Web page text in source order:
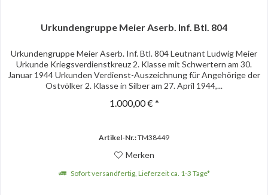
Urkundengruppe Meier Aserb. Inf. Btl. 804
Urkundengruppe Meier Aserb. Inf. Btl. 804 Leutnant Ludwig Meier
Urkunde Kriegsverdienstkreuz 2. Klasse mit Schwertern am 30.
Januar 1944 Urkunden Verdienst-Auszeichnung für Angehörige der
Ostvölker 2. Klasse in Silber am 27. April 1944,...
1.000,00 € *
Artikel-Nr.:TM38449
Merken
Sofort versandfertig, Lieferzeit ca. 1-3 Tage*